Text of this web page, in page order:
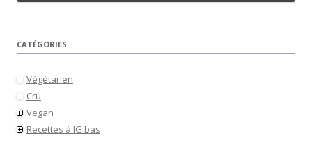
CATÉGORIES
Végétarien
Cru
Vegan
Recettes à IG bas